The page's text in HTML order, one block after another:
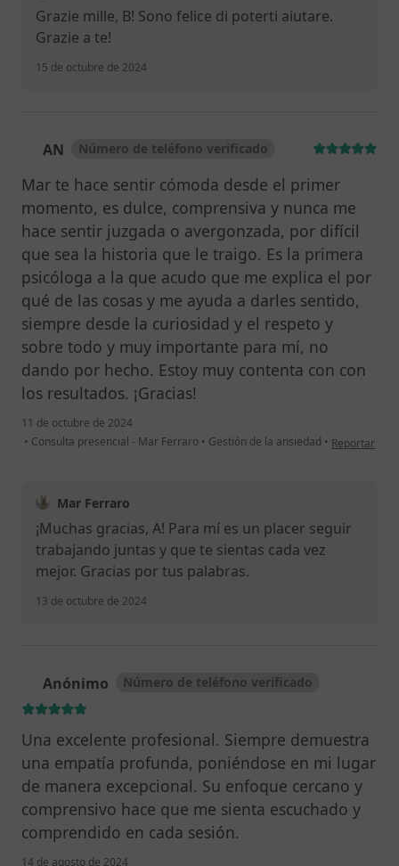
Grazie mille, B! Sono felice di poterti aiutare.
Grazie a te!
15 de octubre de 2024
AN Número de teléfono verificado
Mar te hace sentir cómoda desde el primer
momento, es dulce, comprensiva y nunca me
hace sentir juzgada o avergonzada, por difícil
que sea la historia que le traigo. Es la primera
psicóloga a la que acudo que me explica el por
qué de las cosas y me ayuda a darles sentido,
siempre desde la curiosidad y el respeto y
sobre todo y muy importante para mí, no
dando por hecho. Estoy muy contenta con con
los resultados. ¡Gracias!
11 de octubre de 2024
• Consulta presencial - Mar Ferraro • Gestión de la ansiedad • en opinión
Reportar
Mar Ferraro
¡Muchas gracias, A! Para mí es un placer seguir
trabajando juntas y que te sientas cada vez
mejor. Gracias por tus palabras.
13 de octubre de 2024
Anónimo Número de teléfono verificado
Una excelente profesional. Siempre demuestra
una empatía profunda, poniéndose en mi lugar
de manera excepcional. Su enfoque cercano y
comprensivo hace que me sienta escuchado y
comprendido en cada sesión.
14 de agosto de 2024